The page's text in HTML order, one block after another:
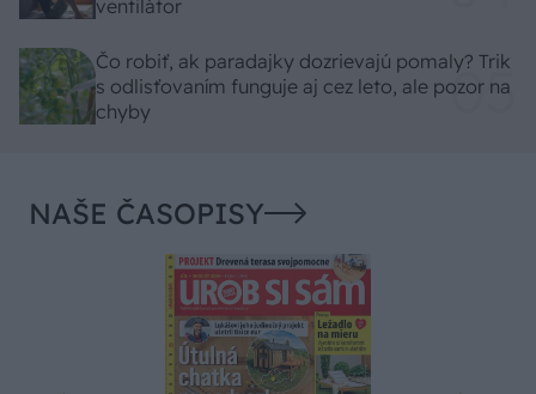
ventilátor
Čo robiť, ak paradajky dozrievajú pomaly? Trik
s odlisťovaním funguje aj cez leto, ale pozor na
chyby
NAŠE ČASOPISY